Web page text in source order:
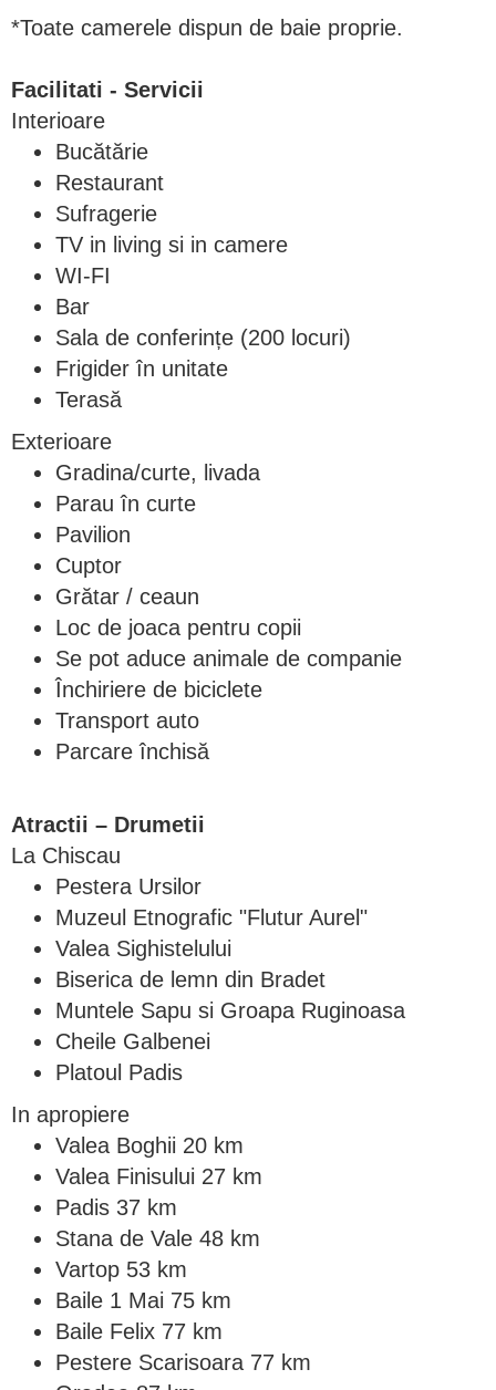
*Toate camerele dispun de baie proprie.
Facilitati - Servicii
Interioare
Bucătărie
Restaurant
Sufragerie
TV in living si in camere
WI-FI
Bar
Sala de conferințe (200 locuri)
Frigider în unitate
Terasă
Exterioare
Gradina/curte, livada
Parau în curte
Pavilion
Cuptor
Grătar / ceaun
Loc de joaca pentru copii
Se pot aduce animale de companie
Închiriere de biciclete
Transport auto
Parcare închisă
Atractii – Drumetii
La Chiscau
Pestera Ursilor
Muzeul Etnografic "Flutur Aurel"
Valea Sighistelului
Biserica de lemn din Bradet
Muntele Sapu si Groapa Ruginoasa
Cheile Galbenei
Platoul Padis
In apropiere
Valea Boghii 20 km
Valea Finisului 27 km
Padis 37 km
Stana de Vale 48 km
Vartop 53 km
Baile 1 Mai 75 km
Baile Felix 77 km
Pestere Scarisoara 77 km